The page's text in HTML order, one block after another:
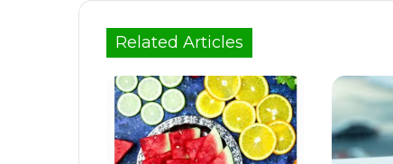
Related Articles